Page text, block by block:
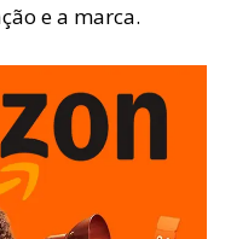
e a marca.